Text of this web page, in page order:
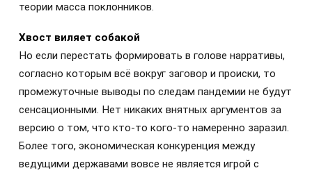
теории масса поклонников.
Хвост виляет собакой
Но если перестать формировать в голове нарративы,
согласно которым всё вокруг заговор и происки, то
промежуточные выводы по следам пандемии не будут
сенсационными. Нет никаких внятных аргументов за
версию о том, что кто-то кого-то намеренно заразил.
Более того, экономическая конкуренция между
ведущими державами вовсе не является игрой с